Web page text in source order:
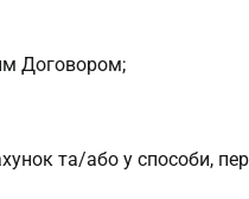
Договором;
та/або у способи,